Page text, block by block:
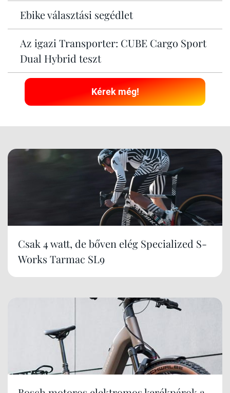
Ebike választási segédlet
Az igazi Transporter: CUBE Cargo Sport
Dual Hybrid teszt
Kérek még!
Csak 4 watt, de bőven elég Specialized S-
Works Tarmac SL9